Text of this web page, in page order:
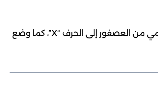
غيّر موقع التدوين المصغر “تويتر”، اليوم الاثنين، اسمه وصورته على الحساب الرسمي من العصفور إلى الحرف “X”، كما وضع